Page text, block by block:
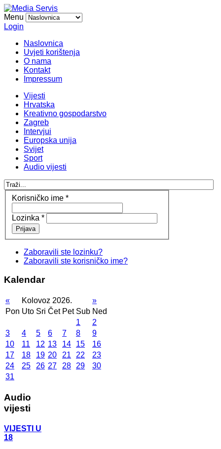
Menu
Login
Naslovnica
Uvjeti korištenja
O nama
Kontakt
Impressum
Vijesti
Hrvatska
Kreativno gospodarstvo
Zagreb
Intervjui
Europska unija
Svijet
Sport
Audio vijesti
Korisničko ime *
Lozinka *
Prijava
Zaboravili ste lozinku?
Zaboravili ste korisničko ime?
Kalendar
« Kolovoz 2026.
»
Pon Uto Sri Čet Pet Sub Ned
1
2
3
4 5 6 7 8
9
10
11 12 13 14 15
16
17
18 19 20 21 22
23
24
25 26 27 28 29
30
31
Audio
vijesti
VIJESTI U
18